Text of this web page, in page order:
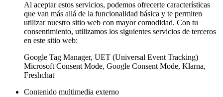
Al aceptar estos servicios, podemos ofrecerte características
que van más allá de la funcionalidad básica y te permiten
utilizar nuestro sitio web con mayor comodidad. Con tu
consentimiento, utilizamos los siguientes servicios de terceros
en este sitio web:
Google Tag Manager, UET (Universal Event Tracking)
Microsoft Consent Mode, Google Consent Mode, Klarna,
Freshchat
Contenido multimedia externo